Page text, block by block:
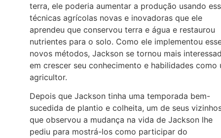
terra, ele poderia aumentar a produção usando
técnicas agrícolas novas e inovadoras que ele
aprendeu que conservou terra e água e restaurou
nutrientes para o solo. Como ele implementou
novos métodos, Jackson se tornou mais
em crescer seu conhecimento e habilidades como
agricultor.
Depois que Jackson tinha uma temporada bem-
sucedida de plantio e colheita, um de seus
que observou a mudança na vida de Jackson lhe
pediu para mostrá-los como participar do